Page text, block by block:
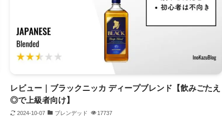
レビュー｜ブラックニッカ ディープブレンド【飲みごたえ
◎で上級者向け】
2024-10-07 ブレンデッド 17737